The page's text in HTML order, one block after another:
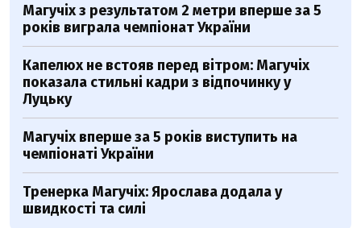
Магучіх з результатом 2 метри вперше за 5
років виграла чемпіонат України
Капелюх не встояв перед вітром: Магучіх
показала стильні кадри з відпочинку у
Луцьку
Магучіх вперше за 5 років виступить на
чемпіонаті України
Тренерка Магучіх: Ярослава додала у
швидкості та силі